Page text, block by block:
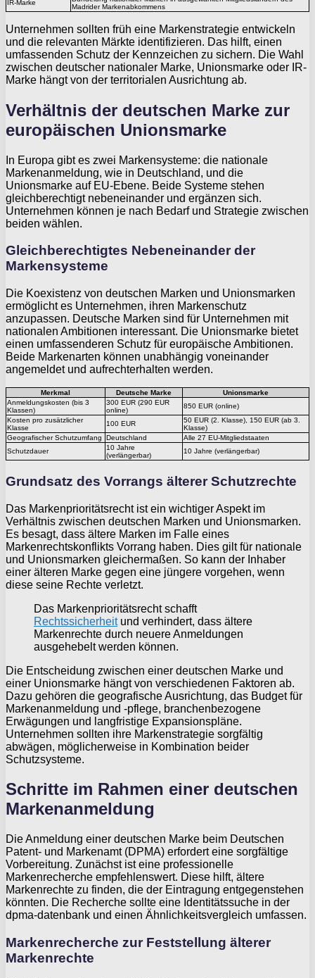
IR-Marke
Madrider Markenabkommens
Unternehmen sollten früh eine Markenstrategie entwickeln
und die relevanten Märkte identifizieren. Das hilft, einen
umfassenden Schutz der Kennzeichen zu sichern. Die Wahl
zwischen deutscher nationaler Marke, Unionsmarke oder IR-
Marke hängt von der territorialen Ausrichtung ab.
Verhältnis der deutschen Marke zur
europäischen Unionsmarke
In Europa gibt es zwei Markensysteme: die nationale
Markenanmeldung, wie in Deutschland, und die
Unionsmarke auf EU-Ebene. Beide Systeme stehen
gleichberechtigt nebeneinander und ergänzen sich.
Unternehmen können je nach Bedarf und Strategie zwischen
beiden wählen.
Gleichberechtigtes Nebeneinander der
Markensysteme
Die Koexistenz von deutschen Marken und Unionsmarken
ermöglicht es Unternehmen, ihren Markenschutz
anzupassen. Deutsche Marken sind für Unternehmen mit
nationalen Ambitionen interessant. Die Unionsmarke bietet
einen umfassenderen Schutz für europäische Ambitionen.
Beide Markenarten können unabhängig voneinander
angemeldet und aufrechterhalten werden.
Merkmal Deutsche Marke
Unionsmarke
Anmeldungskosten (bis 3
Klassen)
300 EUR (290 EUR
online)
850 EUR (online)
Kosten pro zusätzlicher
Klasse
100 EUR
50 EUR (2. Klasse), 150 EUR (ab 3.
Klasse)
Geografischer Schutzumfang
Deutschland
Alle 27 EU-Mitgliedstaaten
Schutzdauer
10 Jahre
(verlängerbar)
10 Jahre (verlängerbar)
Grundsatz des Vorrangs älterer Schutzrechte
Das Markenprioritätsrecht ist ein wichtiger Aspekt im
Verhältnis zwischen deutschen Marken und Unionsmarken.
Es besagt, dass ältere Marken im Falle eines
Markenrechtskonflikts Vorrang haben. Dies gilt für nationale
und Unionsmarken gleichermaßen. So kann der Inhaber
einer älteren Marke gegen eine jüngere vorgehen, wenn
diese seine Rechte verletzt.
Das Markenprioritätsrecht schafft
Rechtssicherheitund verhindert, dass ältere
Markenrechte durch neuere Anmeldungen
ausgehebelt werden können.
Die Entscheidung zwischen einer deutschen Marke und
einer Unionsmarke hängt von verschiedenen Faktoren ab.
Dazu gehören die geografische Ausrichtung, das Budget für
Markenanmeldung und -pflege, branchenbezogene
Erwägungen und langfristige Expansionspläne.
Unternehmen sollten ihre Markenstrategie sorgfältig
abwägen, möglicherweise in Kombination beider
Schutzsysteme.
Schritte im Rahmen einer deutschen
Markenanmeldung
Die Anmeldung einer deutschen Marke beim Deutschen
Patent- und Markenamt (DPMA) erfordert eine sorgfältige
Vorbereitung. Zunächst ist eine professionelle
Markenrecherche empfehlenswert. Diese hilft, ältere
Markenrechte zu finden, die der Eintragung entgegenstehen
könnten. Die Recherche sollte eine Identitätssuche in der
dpma-datenbank und einen Ähnlichkeitsvergleich umfassen.
Markenrecherche zur Feststellung älterer
Markenrechte